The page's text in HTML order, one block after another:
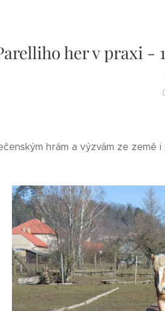
her v praxi -
hrám a výzvám ze